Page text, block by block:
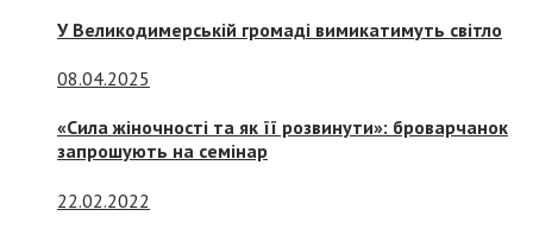
У Великодимерській громаді вимикатимуть світло
08.04.2025
«Сила жіночності та як її розвинути»: броварчанок
запрошують на семінар
22.02.2022